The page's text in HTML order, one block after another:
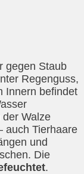
gegen Staub
Regenguss,
Innern befindet
Walze
auch Tierhaare
und
Die
.